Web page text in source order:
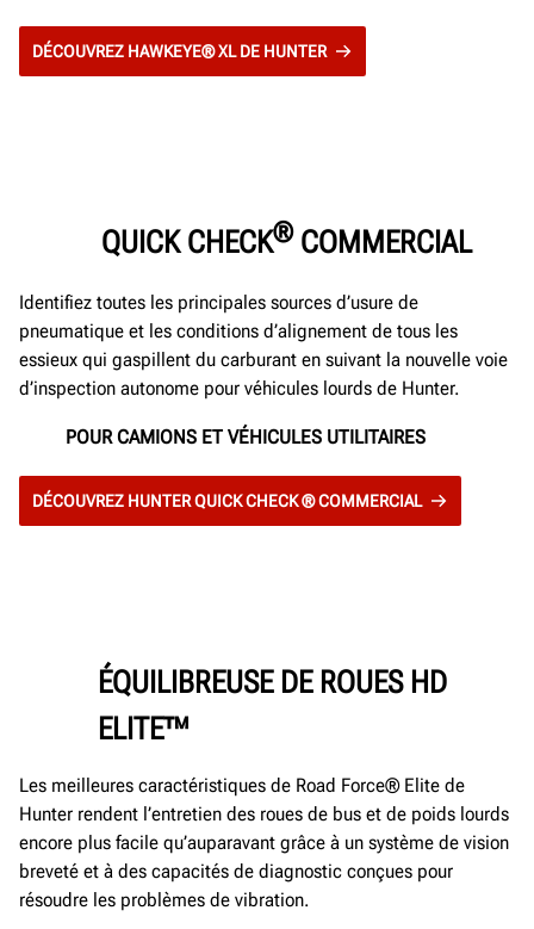
DÉCOUVREZ HAWKEYE® XL DE HUNTER
QUICK CHECK®COMMERCIAL
Identifiez toutes les principales sources d’usure de
pneumatique et les conditions d’alignement de tous les
essieux qui gaspillent du carburant en suivant la nouvelle voie
d’inspection autonome pour véhicules lourds de Hunter.
POUR CAMIONS ET VÉHICULES UTILITAIRES
DÉCOUVREZ HUNTER QUICK CHECK ® COMMERCIAL
ÉQUILIBREUSE DE ROUES HD
ELITE™
Les meilleures caractéristiques de Road Force® Elite de
Hunter rendent l’entretien des roues de bus et de poids lourds
encore plus facile qu’auparavant grâce à un système de vision
breveté et à des capacités de diagnostic conçues pour
résoudre les problèmes de vibration.